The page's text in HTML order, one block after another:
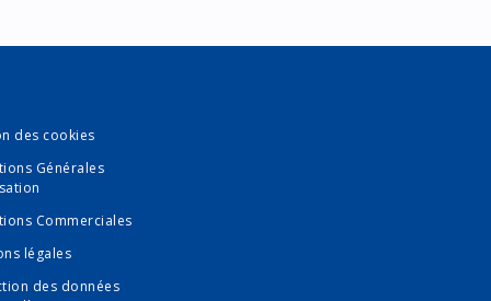
des cookies
Générales
Commerciales
légales
des données